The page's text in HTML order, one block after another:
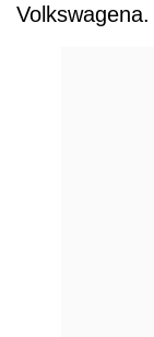
Volkswagena.